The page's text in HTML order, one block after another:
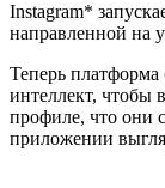
Instagram*
направленной на
Теперь платформа
интеллект, чтобы
профиле, что они
приложении